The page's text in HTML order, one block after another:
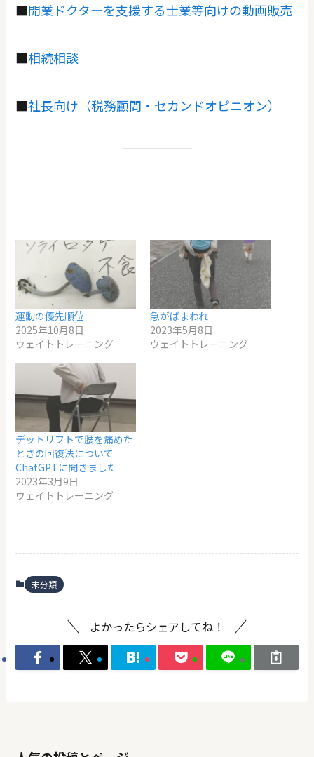
■開業ドクターを支援する士業等向けの動画販売
■相続相談
■社長向け（税務顧問・セカンドオピニオン）
運動の優先順位
2025年10月8日
ウェイトトレーニング
急がばまわれ
2023年5月8日
ウェイトトレーニング
デットリフトで腰を痛めた
ときの回復法について
ChatGPTに聞きました
2023年3月9日
ウェイトトレーニング
未分類
よかったらシェアしてね！